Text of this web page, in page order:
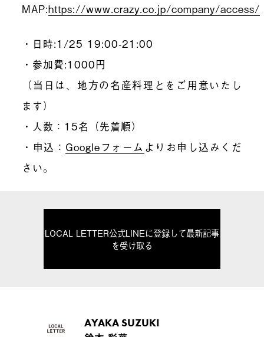
MAP:https://www.crazy.co.jp/company/access/
・日時:1/25 19:00-21:00
・参加費:1000円
（当日は、地方の名産料理とをご用意いたし
ます）
・人数：15名（先着順）
・申込： Googleフォーム よりお申し込みくだ
さい。
LOCAL LETTER公式LINEに登録して最新記事
を受け取る
AYAKA SUZUKI